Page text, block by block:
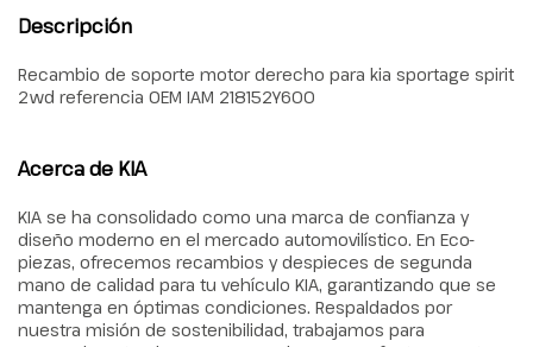
Descripción
Recambio de soporte motor derecho para kia sportage spirit
2wd referencia OEM IAM 218152Y600
Acerca de KIA
KIA se ha consolidado como una marca de confianza y
diseño moderno en el mercado automovilístico. En Eco-
piezas, ofrecemos recambios y despieces de segunda
mano de calidad para tu vehículo KIA, garantizando que se
mantenga en óptimas condiciones. Respaldados por
nuestra misión de sostenibilidad, trabajamos para